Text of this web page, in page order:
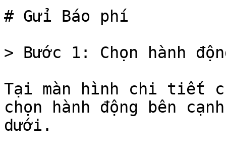
# Gửi Báo phí
> Bước 1: Chọn hành
Tại màn hình chi tiết
chọn hành động bên
dưới.